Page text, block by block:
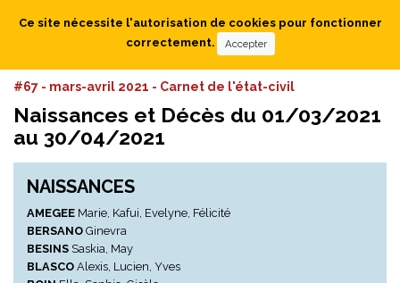
#67 - mars-avril 2021 - Carnet de l'état-civil
Naissances et Décès du 01/03/2021
au 30/04/2021
NAISSANCES
AMEGEE Marie, Kafui, Evelyne, Félicité
BERSANO Ginevra
BESINS Saskia, May
BLASCO Alexis, Lucien, Yves
Ce site nécessite l'autorisation de cookies pour fonctionner
correctement.
Accepter